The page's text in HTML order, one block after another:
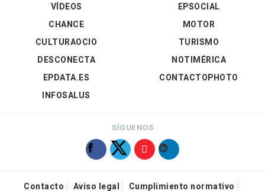
VÍDEOS
EPSOCIAL
CHANCE
CULTURAOCIO
DESCONECTA
EPDATA.ES
INFOSALUS
MOTOR
TURISMO
NOTIMÉRICA
CONTACTOPHOTO
SÍGUENOS
Contacto Aviso legal Cumplimiento normativo